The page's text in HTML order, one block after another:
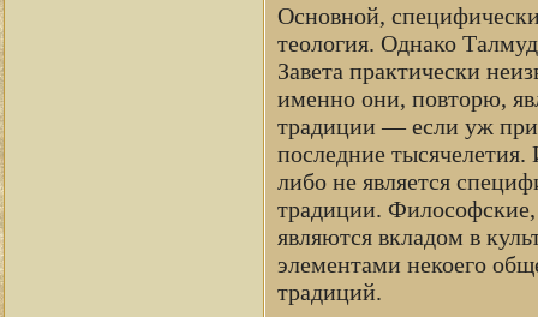
Основной,
теология. Однако
Завета практически
именно они, повторю,
традиции — если уж
последние
либо не является
традиции.
являются вкладом в
элементами некоего
традиций.